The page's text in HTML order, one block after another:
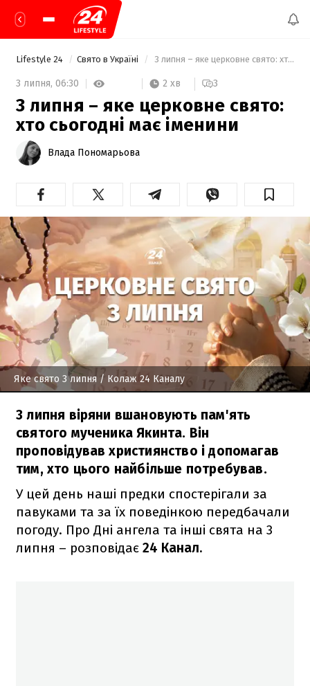
Lifestyle 24 Свято в Україні 3 липня – яке церковне свято: хто сьогодні має іменини
3 липня, 06:30 2 хв 3
3 липня – яке церковне свято:
хто сьогодні має іменини
Влада Пономарьова
Яке свято 3 липня / Колаж 24 Каналу
3 липня віряни вшановують пам'ять
святого мученика Якинта. Він
проповідував християнство і допомагав
тим, хто цього найбільше потребував.
У цей день наші предки спостерігали за
павуками та за їх поведінкою передбачали
погоду. Про Дні ангела та інші свята на 3
липня – розповідає 24 Канал.